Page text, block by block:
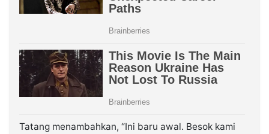
Tatang menambahkan, “Ini baru awal. Besok kami